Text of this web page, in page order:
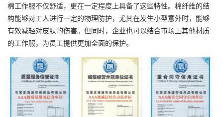
棉工作服不仅舒适，更在一定程度上具备了这些特性。棉纤维的结
构能够对工人进行一定的物理防护，尤其在发生小型意外时，能够
有效减轻对皮肤的伤害。但同时，企业也可以结合市场上其他材质
的工作服，为员工提供更加全面的保护。